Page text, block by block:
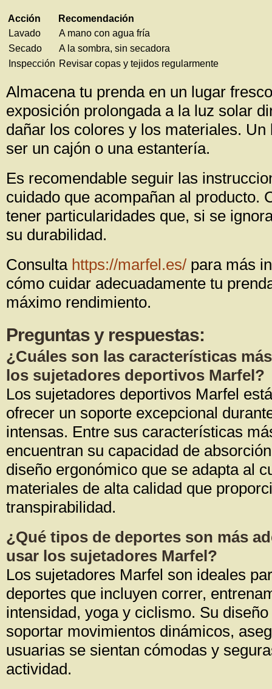
Acción
Recomendación
Lavado
A mano con agua fría
Secado
A la sombra, sin secadora
Inspección Revisar copas y tejidos regularmente
Almacena tu prenda en un lugar
exposición prolongada a la luz solar
dañar los colores y los materiales. Un
ser un cajón o una estantería.
Es recomendable seguir las
cuidado que acompañan al producto.
tener particularidades que, si se
su durabilidad.
Consulta https://marfel.es/ para más
cómo cuidar adecuadamente tu
máximo rendimiento.
Preguntas y respuestas:
¿Cuáles son las características
los sujetadores deportivos Marfel?
Los sujetadores deportivos Marfel
ofrecer un soporte excepcional
intensas. Entre sus características
encuentran su capacidad de
diseño ergonómico que se adapta al
materiales de alta calidad que
transpirabilidad.
¿Qué tipos de deportes son más
usar los sujetadores Marfel?
Los sujetadores Marfel son ideales
deportes que incluyen correr,
intensidad, yoga y ciclismo. Su
soportar movimientos dinámicos,
usuarias se sientan cómodas y
actividad.